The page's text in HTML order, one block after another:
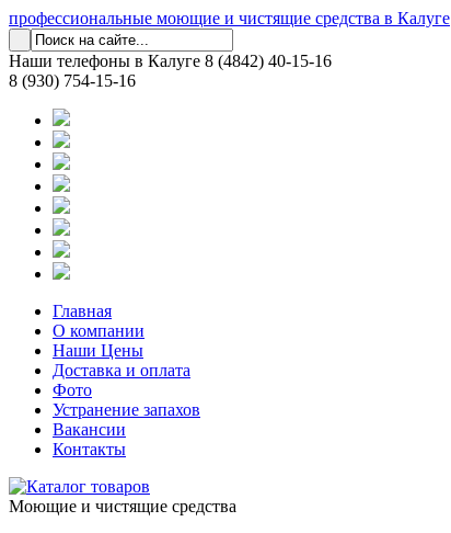
профессиональные моющие и чистящие средства в Калуге
Наши телефоны в Калуге 8 (4842) 40-15-16
8 (930) 754-15-16
Главная
О компании
Наши Цены
Доставка и оплата
Фото
Устранение запахов
Вакансии
Контакты
Моющие и чистящие средства